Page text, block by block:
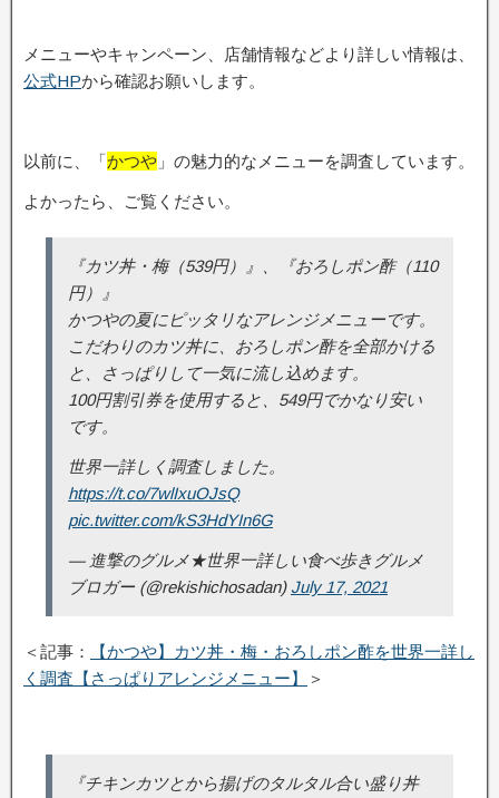
メニューやキャンペーン、店舗情報などより詳しい情報は、
公式HPから確認お願いします。
以前に、「かつや 」の魅力的なメニューを調査しています。
よかったら、ご覧ください。
『カツ丼・梅（539円）』、『おろしポン酢（110
円）』
かつやの夏にピッタリなアレンジメニューです。
こだわりのカツ丼に、おろしポン酢を全部かける
と、さっぱりして一気に流し込めます。
100円割引券を使用すると、549円でかなり安い
です。
世界一詳しく調査しました。
https://t.co/7wlIxuOJsQ
pic.twitter.com/kS3HdYIn6G
— 進撃のグルメ★世界一詳しい食べ歩きグルメ
ブロガー (@rekishichosadan) July 17, 2021
＜記事：
【かつや】カツ丼・梅・おろしポン酢を世界一詳し
く調査【さっぱりアレンジメニュー】
＞
『チキンカツとから揚げのタルタル合い盛り丼